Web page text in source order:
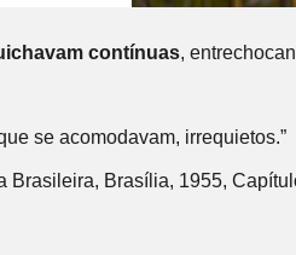
contínuas,
se acomodavam, irrequietos.”
Brasileira, Brasília, 1955,